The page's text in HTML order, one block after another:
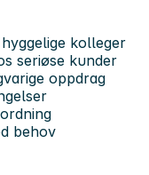
kolleger
seriøse kunder
oppdrag
behov